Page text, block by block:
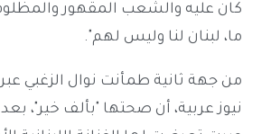
كان عليه والشعب المقهور
ما، لبنان لنا وليس لهم".
من جهة ثانية طمأنت نوال الزغبي
نيوز عربية، أن صحتها "بألف خير"،